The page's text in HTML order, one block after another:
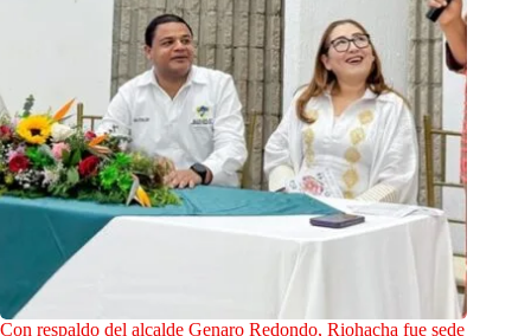
Con respaldo del alcalde Genaro Redondo, Riohacha fue sede